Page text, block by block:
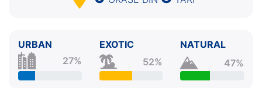
URBAN
27%
EXOTIC
52%
NATURAL
47%